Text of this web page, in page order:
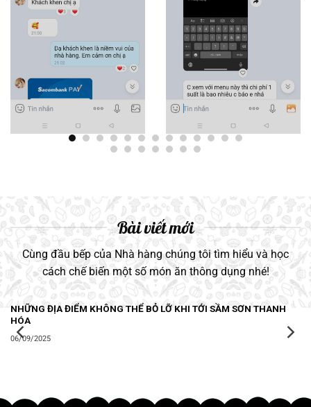
Bài viết mới
Cùng đầu bếp của Nhà hàng chúng tôi tìm hiểu và học
cách chế biến một số món ăn thông dụng nhé!
NHỮNG ĐỊA ĐIỂM KHÔNG THỂ BỎ LỠ KHI TỚI SẦM SƠN THANH
HÓA
06/09/2025